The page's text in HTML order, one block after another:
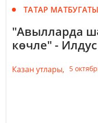
ТАТАР МАТБУГАТЫ
"Авылларда
көчле" -
Казан утлары, 5